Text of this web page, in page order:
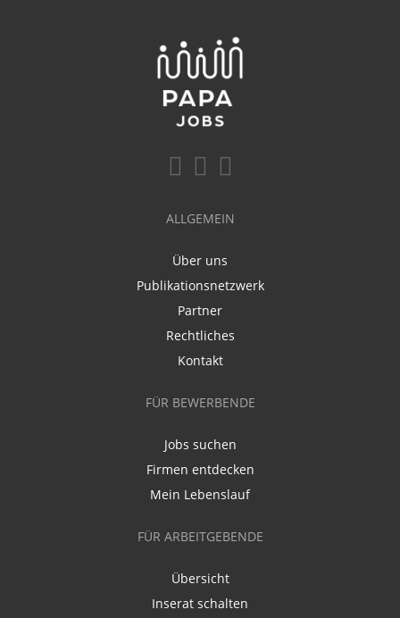
ALLGEMEIN
Über uns
Publikationsnetzwerk
Partner
Rechtliches
Kontakt
FÜR BEWERBENDE
Jobs suchen
Firmen entdecken
Mein Lebenslauf
FÜR ARBEITGEBENDE
Übersicht
Inserat schalten